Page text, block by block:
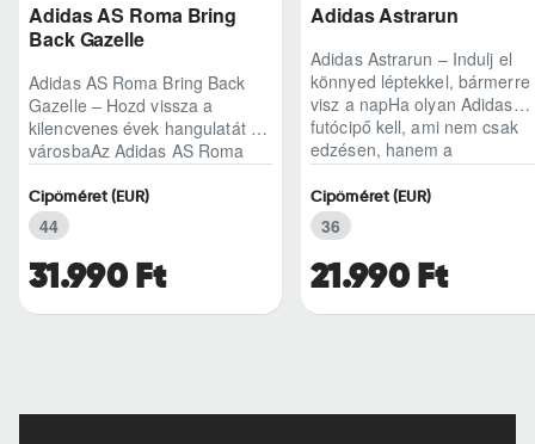
Adidas AS Roma Bring
Back Gazelle
Adidas AS Roma Bring Back
Gazelle – Hozd vissza a
kilencvenes évek hangulatát a
városbaAz Adidas AS Roma
egyszerű sneaker, hane..
31.990 Ft
Cipőméret (EUR)
44
Adidas Astrarun
Adidas Astrarun – Indulj el
könnyed léptekkel, bármerre
visz a napHa olyan Adidas
futócipő kell, ami nem csak
edzésen, hanem a
hétköznapokban is kénye..
21.990 Ft
Cipőméret (EUR)
36